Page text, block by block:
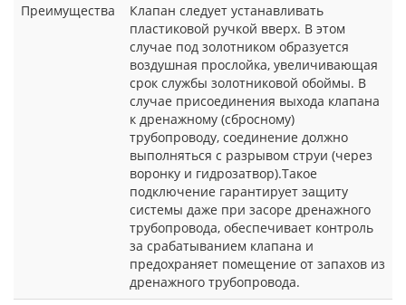
Преимущества
Клапан следует устанавливать
пластиковой ручкой вверх. В этом
случае под золотником образуется
воздушная прослойка, увеличивающая
срок службы золотниковой обоймы. В
случае присоединения выхода клапана
к дренажному (сбросному)
трубопроводу, соединение должно
выполняться с разрывом струи (через
воронку и гидрозатвор).Такое
подключение гарантирует защиту
системы даже при засоре дренажного
трубопровода, обеспечивает контроль
за срабатыванием клапана и
предохраняет помещение от запахов из
дренажного трубопровода.